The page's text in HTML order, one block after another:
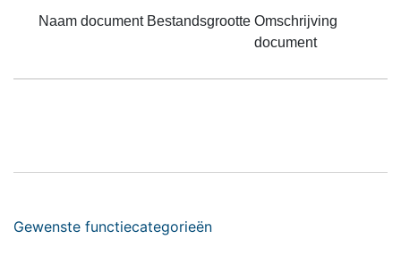
Naam document Bestandsgrootte Omschrijving
document
Gewenste functiecategorieën